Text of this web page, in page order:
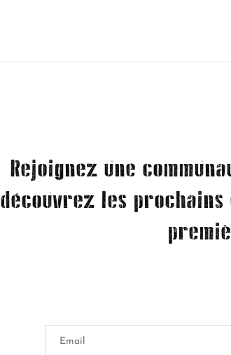
Rejoignez une
découvrez les prochains